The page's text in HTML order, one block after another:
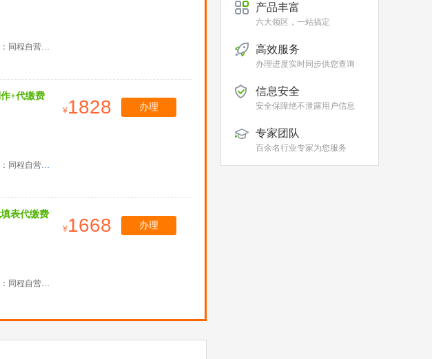
同程自营
+代缴费
同程自营
1828 办理
表代缴费
同程自营
1668 办理
产品丰富
六大领区，一站搞定
高效服务
办理进度实时同步供您查询
信息安全
安全保障绝不泄露用户信息
专家团队
百余名行业专家为您服务